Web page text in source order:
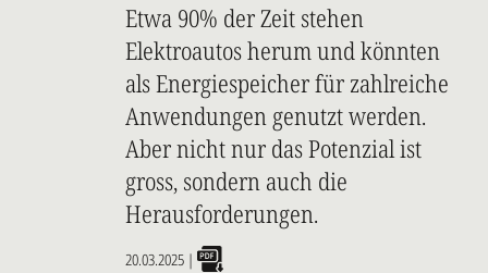
Etwa 90% der Zeit stehen
Elektroautos herum und könnten
als Energiespeicher für zahlreiche
Anwendungen genutzt werden.
Aber nicht nur das Potenzial ist
gross, sondern auch die
Herausforderungen.
20.03.2025 |